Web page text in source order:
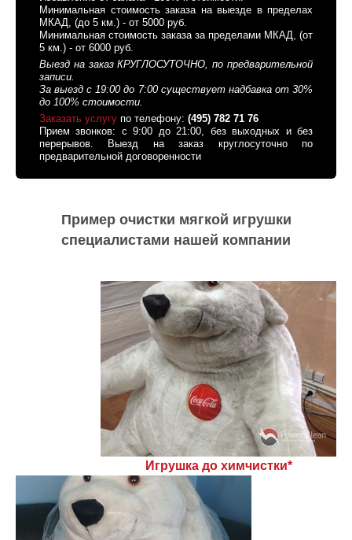
Минимальная стоимость заказа на выезде в пределах
МКАД, (до 5 км.) - от 5000 руб.
Минимальная стоимость заказа за пределами МКАД, (от
5 км.) - от 6000 руб.
Выезд на заказ КРУГЛОСУТОЧНО, по предварительной
записи.
За выезд с 19:00 до 7:00 существует надбавка от 30%
до 100% стоимости.
Заказать услугу по телефону: (495) 782 71 76
Прием звонков: с 9:00 до 21:00, без выходных и без
перерывов. Выезд на заказ круглосуточно по
предварительной договоренности
Пример очистки мягкой игрушки
специалистами нашей компании
Игрушка до химчистки*